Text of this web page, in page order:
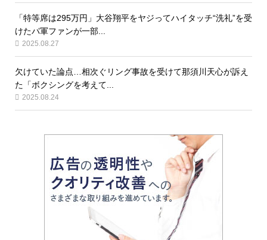
「特等席は295万円」大谷翔平をヤジってハイタッチ“洗礼”を受
けたパ軍ファンが一部...
2025.08.27
欠けていた論点…相次ぐリング事故を受けて那須川天心が訴え
た「ボクシングを考えて...
2025.08.24